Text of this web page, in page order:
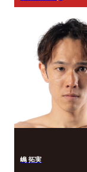
嶋 拓実